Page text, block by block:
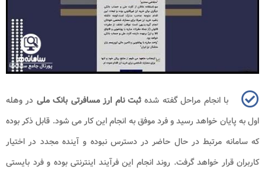
با انجام مراحل گفته شدهثبت نام ارز مسافرتی بانک ملی در وهله
اول به پایان خواهد رسید و فرد موفق به انجام این کار می شود. قابل ذکر بوده
که سامانه مرتبط در حال حاضر در دسترس نبوده و آینده مجدد در اختیار
کاربران قرار خواهد گرفت. روند انجام این فرآیند اینترنتی بوده و فرد بایستی